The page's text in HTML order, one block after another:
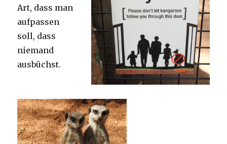
Art, dass man
aufpassen
soll, dass
niemand
ausbüchst.